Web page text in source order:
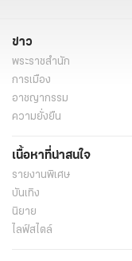
ข่าว
พระราชสำนัก
การเมือง
อาชญากรรม
ความยั่งยืน
เนื้อหาที่น่าสนใจ
รายงานพิเศษ
บันเทิง
นิยาย
ไลฟ์สไตล์